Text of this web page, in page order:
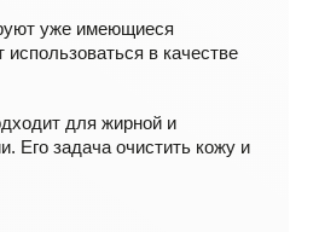
уже имеющиеся
в качестве
для жирной и
Его задача очистить кожу и